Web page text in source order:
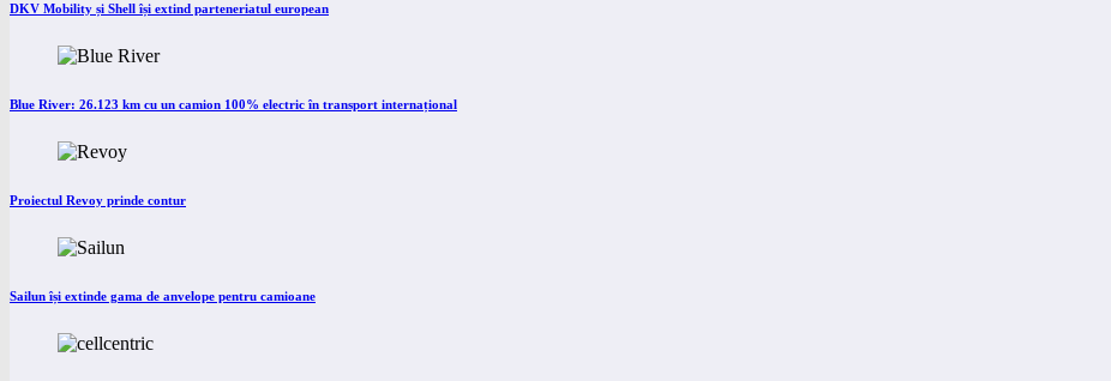
DKV Mobility și Shell își extind parteneriatul european
Blue River: 26.123 km cu un camion 100% electric în transport internațional
Proiectul Revoy prinde contur
Sailun își extinde gama de anvelope pentru camioane